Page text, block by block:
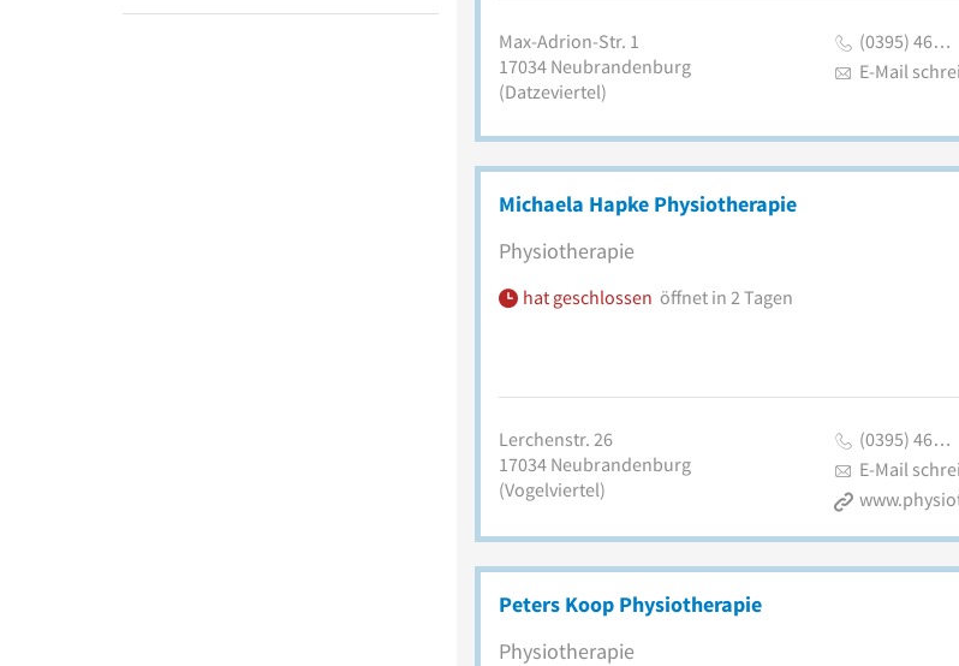
Max-Adrion-Str. 1
17034 Neubrandenburg
(Datzeviertel)
(0395) 46…
E-Mail
Michaela Hapke Physiotherapie
Physiotherapie
hat geschlossen öffnet in 2 Tagen
Lerchenstr. 26
17034 Neubrandenburg
(Vogelviertel)
(0395) 46…
E-Mail
Peters Koop Physiotherapie
Physiotherapie